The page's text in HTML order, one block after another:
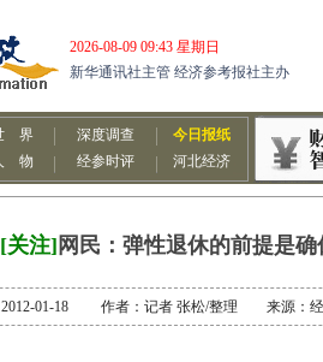
[关注] 网民：弹性退休的前提是确
2012-01-18 作者：记者 张松/整理 来源：经